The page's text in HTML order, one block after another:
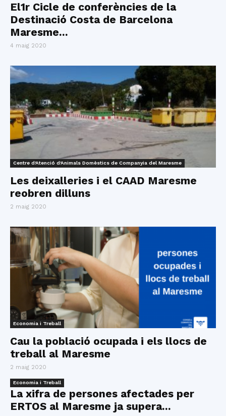
El1r Cicle de conferències de la
Destinació Costa de Barcelona
Maresme...
4 maig 2020
Centre d'Atenció d'Animals Domèstics de Companyia del Maresme
Les deixalleries i el CAAD Maresme
reobren dilluns
2 maig 2020
Economia i Treball
Cau la població ocupada i els llocs de
treball al Maresme
2 maig 2020
Economia i Treball
La xifra de persones afectades per
ERTOS al Maresme ja supera...